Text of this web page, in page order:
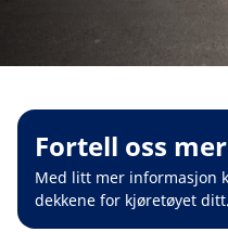
Fortell oss mer
Med litt mer informasjon
dekkene for kjøretøyet ditt.